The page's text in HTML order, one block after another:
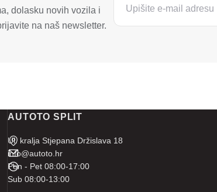
dolasku novih vozila i
na naš newsletter.
AUTOTO SPLIT
Ul. kralja Stjepana Držislava 18
info@autoto.hr
Pon - Pet 08:00-17:00
Sub 08:00-13:00